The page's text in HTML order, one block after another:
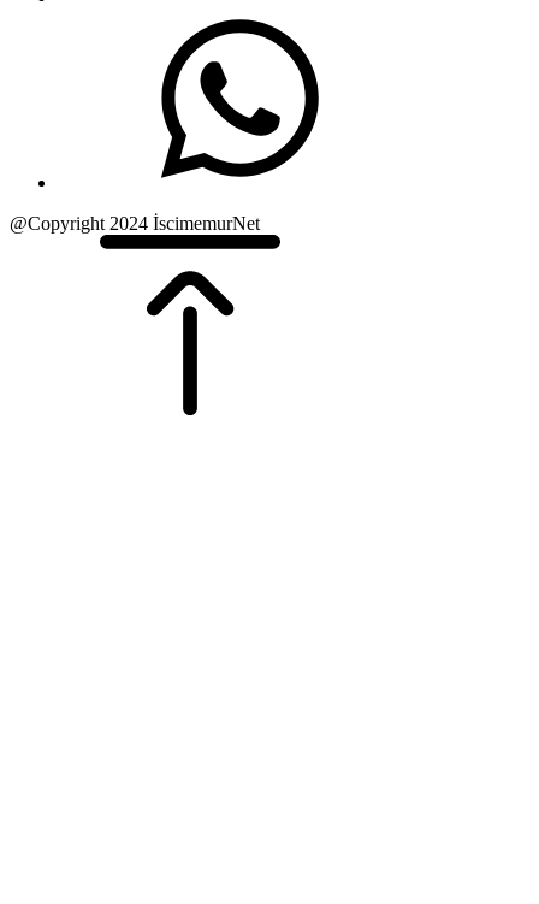
@Copyright 2024 İscimemurNet